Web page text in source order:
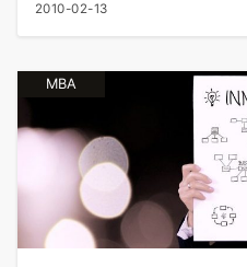
2010-02-13
MBA